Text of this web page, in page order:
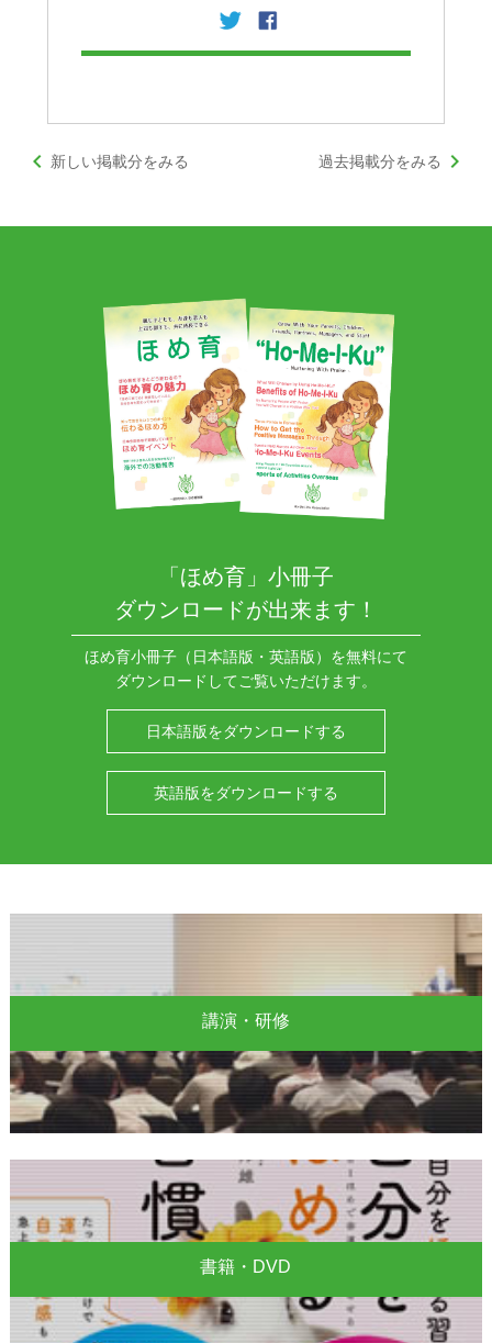
keyboard_arrow_left新しい掲載分をみる 過去掲載分をみる keyboard_arrow_right
「ほめ育」小冊子
ダウンロードが出来ます！
ほめ育小冊子（日本語版・英語版）を無料にて
ダウンロードしてご覧いただけます。
日本語版をダウンロードする
英語版をダウンロードする
講演・研修
書籍・DVD